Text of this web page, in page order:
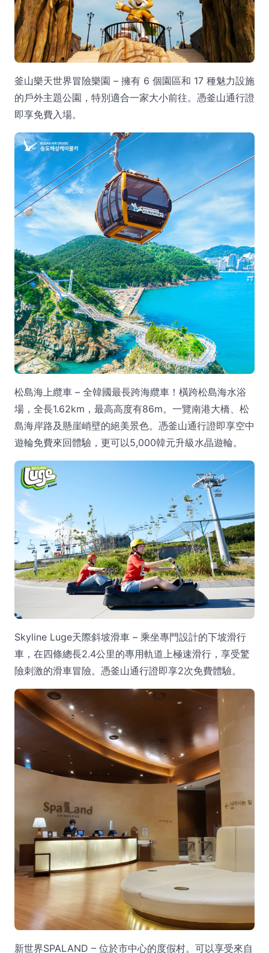
釜山樂天世界冒險樂園 – 擁有 6 個園區和 17 種魅力設施
的戶外主題公園，特別適合一家大小前往。憑釜山通行證
即享免費入場。
松島海上纜車 – 全韓國最長跨海纜車！橫跨松島海水浴
場，全長1.62km，最高高度有86m。一覽南港大橋、松
島海岸路及懸崖峭壁的絕美景色。憑釜山通行證即享空中
遊輪免費來回體驗，更可以5,000韓元升級水晶遊輪。
Skyline Luge天際斜坡滑車 – 乘坐專門設計的下坡滑行
車，在四條總長2.4公里的專用軌道上極速滑行，享受驚
險刺激的滑車冒險。憑釜山通行證即享2次免費體驗。
新世界SPALAND – 位於市中心的度假村。可以享受來自